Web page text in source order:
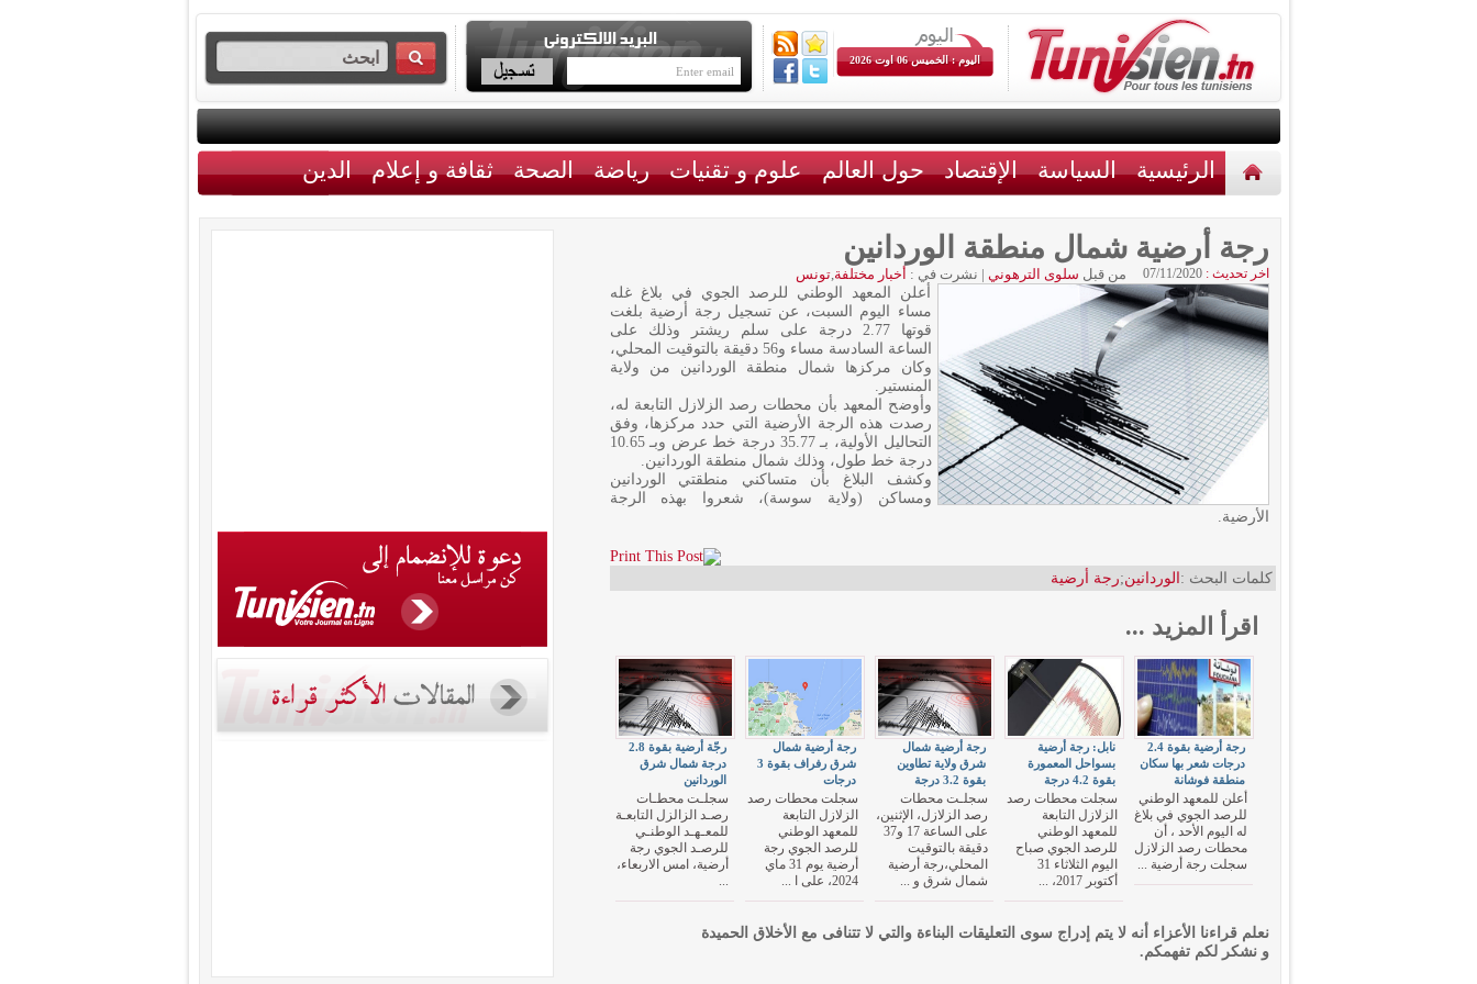
اليوم : الخميس 06 اوت 2026
الرئيسية السياسة الإقتصاد حول العالم علوم و تقنيات رياضة الصحة ثقافة و إعلام الدين
أخبار مختلفة
رجة أرضية شمال منطقة الوردانين
اخر تحديث : 07/11/2020 من قبل سلوى الترهوني | نشرت في : أخبار مختلفة,تونس
أعلن المعهد الوطني للرصد الجوي في بلاغ غله
مساء اليوم السبت، عن تسجيل رجة أرضية بلغت
قوتها 2.77 درجة على سلم ريشتر وذلك على
الساعة السادسة مساء و56 دقيقة بالتوقيت المحلي،
وكان مركزها شمال منطقة الوردانين من ولاية
المنستير.
وأوضح المعهد بأن محطات رصد الزلازل التابعة له،
رصدت هذه الرجة الأرضية التي حدد مركزها، وفق
التحاليل الأولية، بـ 35.77 درجة خط عرض وبـ 10.65
درجة خط طول، وذلك شمال منطقة الوردانين.
وكشف البلاغ بأن متساكني منطقتي الوردانين
ومساكن (ولاية سوسة)، شعروا بهذه الرجة
الأرضية.
كلمات البحث : الوردانين;رجة أرضية
اقرأ المزيد ...
رجّة أرضية بقوة 2.8
درجة شمال شرق
الوردانين
سجلـت محطـات
رصـد الزالزل التابعـة
للمعـهـد الوطنـي
للرصـد الجوي رجة
أرضية، امس الاربعاء،
...
رجة أرضية شمال
شرق رفراف بقوة 3
درجات
سجلت محطات رصد
الزلازل التابعة
للمعهد الوطني
للرصد الجوي رجة
أرضية يوم 31 ماي
2024، على ا ...
رجة أرضية شمال
شرق ولاية تطاوين
بقوة 3.2 درجة
سجلـت محطات
رصد الزلازل، الإثنين،
على الساعة 17 و37
دقيقة بالتوقيت
المحلي،رجة أرضية
شمال شرق و ...
نابل: رجة أرضية
بسواحل المعمورة
بقوة 4.2 درجة
سجلت محطات رصد
الزلازل التابعة
للمعهد الوطني
للرصد الجوي صباح
اليوم الثلاثاء 31
أكتوبر 2017، ...
رجة أرضية بقوة 2.4
درجات شعر بها سكان
منطقة فوشانة
أعلن للمعهد الوطني
للرصد الجوي في بلاغ
له اليوم الأحد ، أن
محطات رصد الزلازل
سجلت رجة أرضية ...
نعلم قراءنا الأعزاء أنه لا يتم إدراج سوى التعليقات البناءة والتي لا تتنافى مع الأخلاق الحميدة
و نشكر لكم تفهمكم.